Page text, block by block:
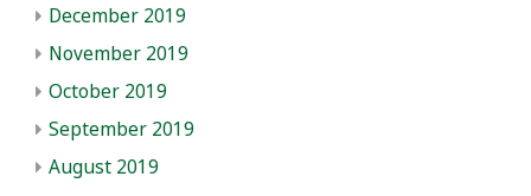
December 2019
November 2019
October 2019
September 2019
August 2019